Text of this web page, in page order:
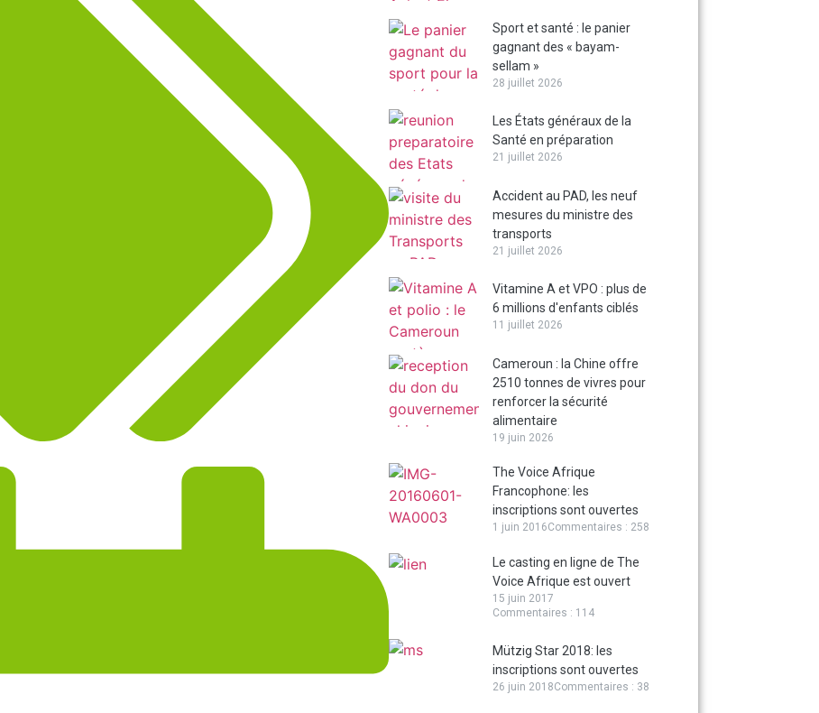
Sport et santé : le panier
gagnant des « bayam-
sellam »
28 juillet 2026
Les États généraux de la
Santé en préparation
21 juillet 2026
Accident au PAD, les neuf
mesures du ministre des
transports
21 juillet 2026
Vitamine A et VPO : plus de
6 millions d'enfants ciblés
11 juillet 2026
Cameroun : la Chine offre
2510 tonnes de vivres pour
renforcer la sécurité
alimentaire
19 juin 2026
The Voice Afrique
Francophone: les
inscriptions sont ouvertes
1 juin 2016Commentaires : 258
Le casting en ligne de The
Voice Afrique est ouvert
15 juin 2017
Commentaires : 114
Mützig Star 2018: les
inscriptions sont ouvertes
26 juin 2018Commentaires : 38